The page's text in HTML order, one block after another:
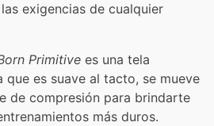
exigencias de cualquier
Primitive es una tela
es suave al tacto, se mueve
de compresión para brindarte
más duros.